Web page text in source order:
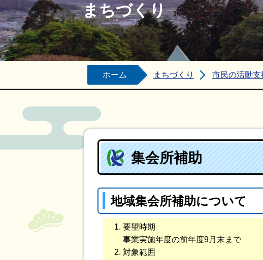
まちづくり
ホーム まちづくり 市民の活動支
集会所補助
地域集会所補助について
要望時期
事業実施年度の前年度9月末まで
対象範囲